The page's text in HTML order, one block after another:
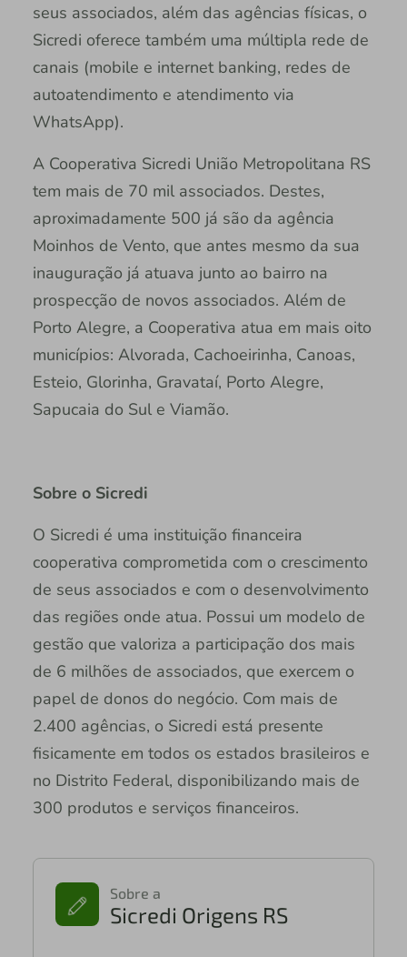
seus associados, além das agências físicas, o
Sicredi oferece também uma múltipla rede de
canais (mobile e internet banking, redes de
autoatendimento e atendimento via
WhatsApp).
A Cooperativa Sicredi União Metropolitana RS
tem mais de 70 mil associados. Destes,
aproximadamente 500 já são da agência
Moinhos de Vento, que antes mesmo da sua
inauguração já atuava junto ao bairro na
prospecção de novos associados. Além de
Porto Alegre, a Cooperativa atua em mais oito
municípios: Alvorada, Cachoeirinha, Canoas,
Esteio, Glorinha, Gravataí, Porto Alegre,
Sapucaia do Sul e Viamão.
Sobre o Sicredi
O Sicredi é uma instituição financeira
cooperativa comprometida com o crescimento
de seus associados e com o desenvolvimento
das regiões onde atua. Possui um modelo de
gestão que valoriza a participação dos mais
de 6 milhões de associados, que exercem o
papel de donos do negócio. Com mais de
2.400 agências, o Sicredi está presente
fisicamente em todos os estados brasileiros e
no Distrito Federal, disponibilizando mais de
300 produtos e serviços financeiros.
Sobre a
Sicredi Origens RS